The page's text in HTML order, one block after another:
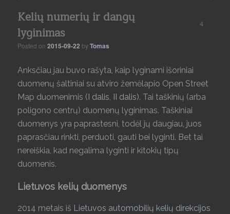
Kelių numerių ir dangų
lyginimas
Posted on2015-09-22 byTomas
4
Anksčiau jau buvo rašyta, kaip lyginami išoriniai
duomenų šaltiniai su atviro žemėlapio Open Street
Map duomenimis ( I dalis, II dalis). Tai taškinių (arba
poligono centrų) duomenų lyginimas. Taškiniai
duomenys yra paprastesni, todėl jų daugiau, juos
paprasčiau rinkti, perduoti, gauti bei lyginti. Bet tai
nereiškia, kad negalima lyginti ir kitokių tipų
duomenis.
Lietuvos kelių duomenys
2014 metais iš Lietuvos automobilių kelių direkcijos